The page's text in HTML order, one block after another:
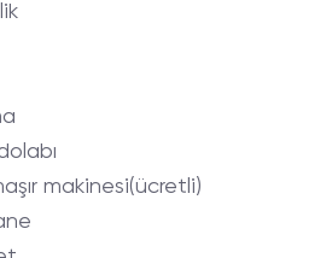
makinesi(ücretli)